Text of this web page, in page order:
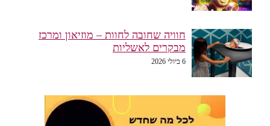
חוויה שחובה לחוות – מוזיאון ומרכז
מבקרים לאשליות
6 ביולי 2026